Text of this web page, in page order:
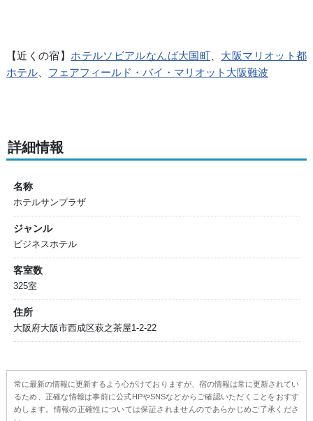
【近くの宿】 ホテルソビアルなんば大国町
大阪マリオット都
ホテル、 フェアフィールド・バイ・マリオット大阪難波
詳細情報
名称
ホテルサンプラザ
ジャンル
ビジネスホテル
客室数
325室
住所
大阪府大阪市西成区萩之茶屋1-2-22
常に最新の情報に更新するよう心がけておりますが、宿の情報は常に更新されてい
るため、正確な情報は事前に公式HPやSNSなどからご確認いただくことをおすす
めします。情報の正確性については保証されませんのであらかじめご了承くださ